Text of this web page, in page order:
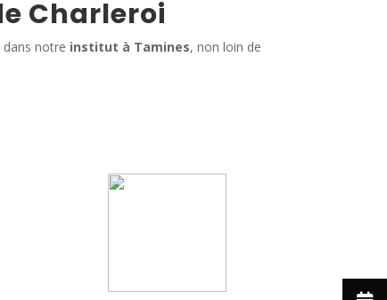
Charleroi
notre institut à Tamines, non loin de